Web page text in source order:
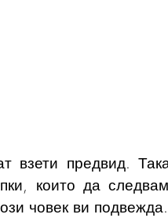
взети предвид.
които да
човек ви подвежда.